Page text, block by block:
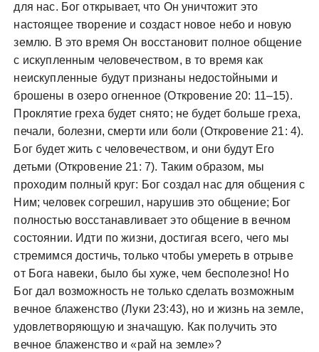
для нас. Бог открывает, что Он уничтожит это
настоящее творение и создаст новое небо и новую
землю. В это время Он восстановит полное общение
с искупленным человечеством, в то время как
неискупленные будут признаны недостойными и
брошены в озеро огненное (Откровение 20: 11–15).
Проклятие греха будет снято; не будет больше греха,
печали, болезни, смерти или боли (Откровение 21: 4).
Бог будет жить с человечеством, и они будут Его
детьми (Откровение 21: 7). Таким образом, мы
проходим полный круг: Бог создал нас для общения с
Ним; человек согрешил, нарушив это общение; Бог
полностью восстанавливает это общение в вечном
состоянии. Идти по жизни, достигая всего, чего мы
стремимся достичь, только чтобы умереть в отрыве
от Бога навеки, было бы хуже, чем бесполезно! Но
Бог дал возможность не только сделать возможным
вечное блаженство (Луки 23:43), но и жизнь на земле,
удовлетворяющую и значащую. Как получить это
вечное блаженство и «рай на земле»?